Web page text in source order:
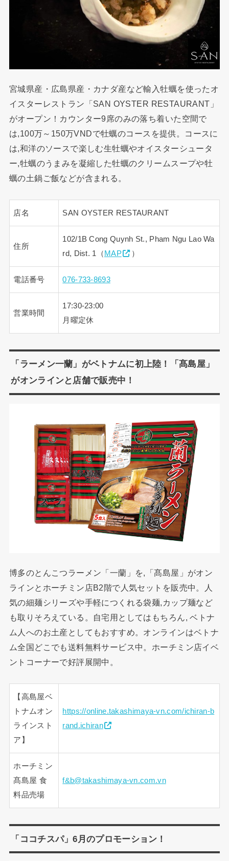
宮城県産・広島県産・カナダ産など輸入牡蠣を使ったオ
イスターレストラン「SAN OYSTER RESTAURANT」
がオープン！カウンター9席のみの落ち着いた空間で
は,100万～150万VNDで牡蠣のコースを提供。コースに
は,和洋のソースで楽しむ生牡蠣やオイスターシュータ
ー,牡蠣のうまみを凝縮した牡蠣のクリームスープや牡
蠣の土鍋ご飯などが含まれる。
店名 SAN OYSTER RESTAURANT
住所
102/1B Cong Quynh St., Pham Ngu Lao Wa
rd, Dist. 1（MAP ）
電話番号 076-733-8693
営業時間
17:30-23:00
月曜定休
「ラーメン一蘭」がベトナムに初上陸！「髙島屋」
がオンラインと店舗で販売中！
博多のとんこつラーメン「一蘭」を,「髙島屋」がオン
ラインとホーチミン店B2階で人気セットを販売中。人
気の細麺シリーズや手軽につくれる袋麺,カップ麺など
も取りそろえている。自宅用としてはもちろん, ベトナ
ム人へのお土産としてもおすすめ。オンラインはベトナ
ム全国どこでも送料無料サービス中。ホーチミン店イベ
ントコーナーで好評展開中。
【高島屋ベ
トナムオン
ラインスト
ア】
https://online.takashimaya-vn.com/ichiran-b
rand.ichiran
ホーチミン
髙島屋 食
料品売場
f&b@takashimaya-vn.com.vn
「ココチスパ」6月のプロモーション！